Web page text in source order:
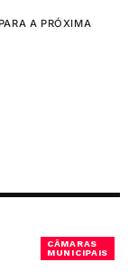
A PRÓXIMA
CÂMARAS
MUNICIPAIS